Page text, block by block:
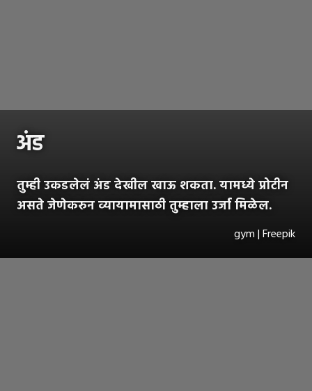
अंड
तुम्ही उकडलेलं अंड देखील खाऊ शकता. यामध्ये प्रोटीन
असते जेणेकरुन व्यायामासाठी तुम्हाला उर्जा मिळेल.
gym | Freepik